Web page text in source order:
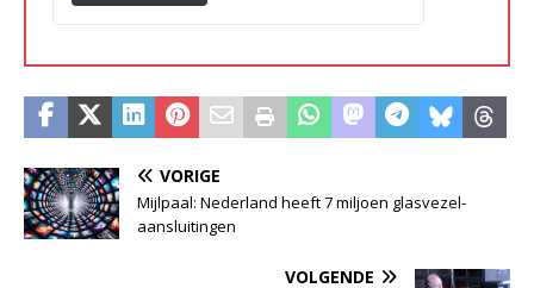
VORIGE
Mijlpaal: Nederland heeft 7 miljoen glasvezel-
aansluitingen
VOLGENDE